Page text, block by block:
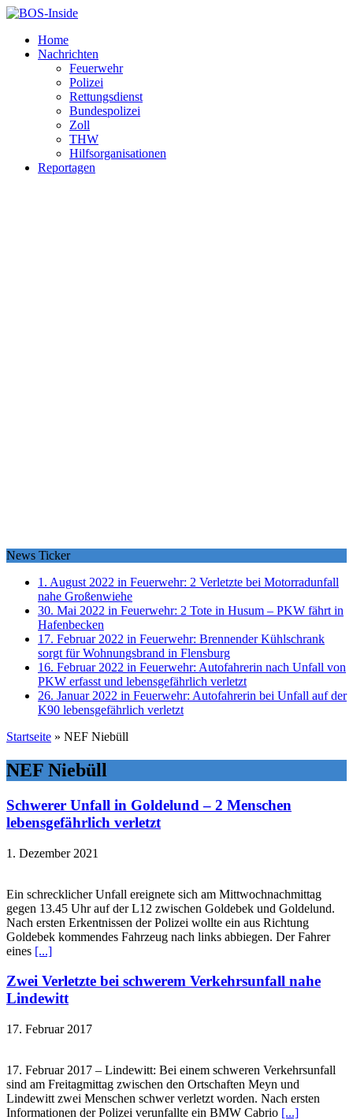
Home
Nachrichten
Feuerwehr
Polizei
Rettungsdienst
Bundespolizei
Zoll
THW
Hilfsorganisationen
Reportagen
News Ticker
1. August 2022 in Feuerwehr: 2 Verletzte bei Motorradunfall
nahe Großenwiehe
30. Mai 2022 in Feuerwehr: 2 Tote in Husum – PKW fährt in
Hafenbecken
17. Februar 2022 in Feuerwehr: Brennender Kühlschrank
sorgt für Wohnungsbrand in Flensburg
16. Februar 2022 in Feuerwehr: Autofahrerin nach Unfall von
PKW erfasst und lebensgefährlich verletzt
26. Januar 2022 in Feuerwehr: Autofahrerin bei Unfall auf der
K90 lebensgefährlich verletzt
Startseite » NEF Niebüll
NEF Niebüll
Schwerer Unfall in Goldelund – 2 Menschen
lebensgefährlich verletzt
1. Dezember 2021
Ein schrecklicher Unfall ereignete sich am Mittwochnachmittag
gegen 13.45 Uhr auf der L12 zwischen Goldebek und Goldelund.
Nach ersten Erkentnissen der Polizei wollte ein aus Richtung
Goldebek kommendes Fahrzeug nach links abbiegen. Der Fahrer
eines [...]
Zwei Verletzte bei schwerem Verkehrsunfall nahe
Lindewitt
17. Februar 2017
17. Februar 2017 – Lindewitt: Bei einem schweren Verkehrsunfall
sind am Freitagmittag zwischen den Ortschaften Meyn und
Lindewitt zwei Menschen schwer verletzt worden. Nach ersten
Informationen der Polizei verunfallte ein BMW Cabrio [...]